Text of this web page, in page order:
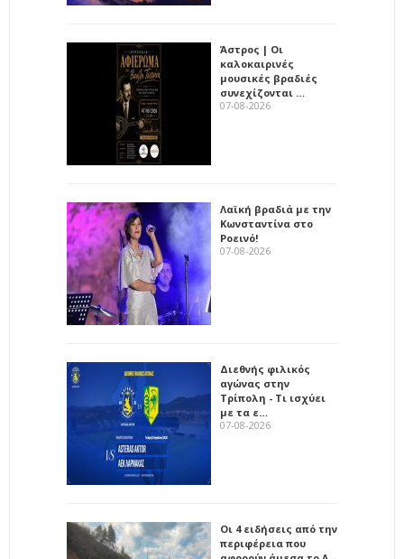
Άστρος | Οι
καλοκαιρινές
μουσικές βραδιές
συνεχίζονται …
07-08-2026
Λαϊκή βραδιά με την
Κωνσταντίνα στο
Ροεινό!
07-08-2026
Διεθνής φιλικός
αγώνας στην
Τρίπολη - Τι ισχύει
με τα ε…
07-08-2026
Οι 4 ειδήσεις από την
περιφέρεια που